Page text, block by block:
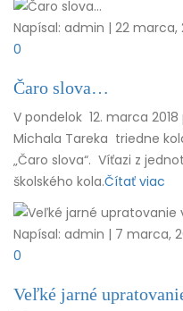
Napísal: admin | 22 marca,
0
Čaro slova…
V pondelok 12. marca
Michala Tareka triedne
„Čaro slova“. Víťazi z
školského kola.Čítať viac
Napísal: admin | 7 marca,
0
Veľké jarné